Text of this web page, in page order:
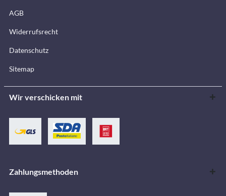
AGB
Widerrufsrecht
Datenschutz
Sitemap
Wir verschicken mit
Zahlungsmethoden